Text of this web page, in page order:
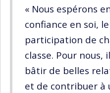
« Nous espérons
confiance en soi,
participation de
classe. Pour
bâtir de belles
et de contribuer à